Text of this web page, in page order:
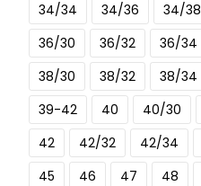
34/34
34/36 34/38
36/30
36/32 36/34
38/30
38/32 38/34
39-42
40 40/30
42
42/32 42/34
45
46 47 48